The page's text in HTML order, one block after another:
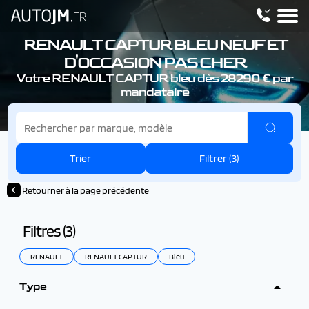
RENAULT CAPTURBLEU NEUF ET
D'OCCASION PAS CHER
Votre RENAULT CAPTURbleu dès 28290 € par
mandataire
Trier Filtrer (3)
Retourner à la page précédente
Filtres (3)
RENAULT RENAULT CAPTUR Bleu
Type